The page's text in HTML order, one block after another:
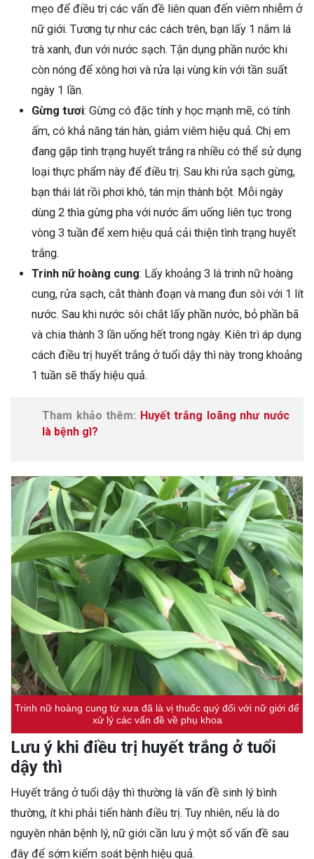
mẹo để điều trị các vấn đề liên quan đến viêm nhiễm ở
nữ giới. Tương tự như các cách trên, bạn lấy 1 nắm lá
trà xanh, đun với nước sạch. Tận dụng phần nước khi
còn nóng để xông hơi và rửa lại vùng kín với tần suất
ngày 1 lần.
Gừng tươi: Gừng có đặc tính y học mạnh mẽ, có tính
ấm, có khả năng tán hàn, giảm viêm hiệu quả. Chị em
đang gặp tình trạng huyết trắng ra nhiều có thể sử dụng
loại thực phẩm này để điều trị. Sau khi rửa sạch gừng,
bạn thái lát rồi phơi khô, tán mịn thành bột. Mỗi ngày
dùng 2 thìa gừng pha với nước ấm uống liên tục trong
vòng 3 tuần để xem hiệu quả cải thiện tình trạng huyết
trắng.
Trinh nữ hoàng cung: Lấy khoảng 3 lá trinh nữ hoàng
cung, rửa sạch, cắt thành đoạn và mang đun sôi với 1 lít
nước. Sau khi nước sôi chắt lấy phần nước, bỏ phần bã
và chia thành 3 lần uống hết trong ngày. Kiên trì áp dụng
cách điều trị huyết trắng ở tuổi dậy thì này trong khoảng
1 tuần sẽ thấy hiệu quả.
Tham khảo thêm: Huyết trắng loãng như nước
là bệnh gì?
Trinh nữ hoàng cung từ xưa đã là vị thuốc quý đối với nữ giới để
xử lý các vấn đề về phụ khoa
Lưu ý khi điều trị huyết trắng ở tuổi
dậy thì
Huyết trắng ở tuổi dậy thì thường là vấn đề sinh lý bình
thường, ít khi phải tiến hành điều trị. Tuy nhiên, nếu là do
nguyên nhân bệnh lý, nữ giới cần lưu ý một số vấn đề sau
đây để sớm kiểm soát bệnh hiệu quả.